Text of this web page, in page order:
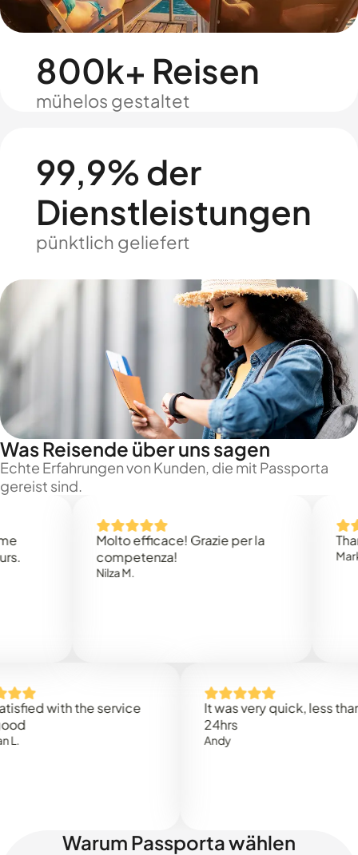
800k+ Reisen
mühelos gestaltet
99,9% der
Dienstleistungen
pünktlich geliefert
Was Reisende über uns sagen
Echte Erfahrungen von Kunden, die mit Passporta
gereist sind.
Molto efficace! Grazie per la
competenza!
Nilza M.
Thank
Mark N.
with the service
It was very quick, less than
Warum Passporta wählen